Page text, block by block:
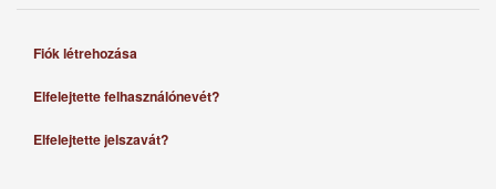
Fiók létrehozása
Elfelejtette felhasználónevét?
Elfelejtette jelszavát?